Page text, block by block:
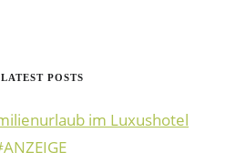
LATEST POSTS